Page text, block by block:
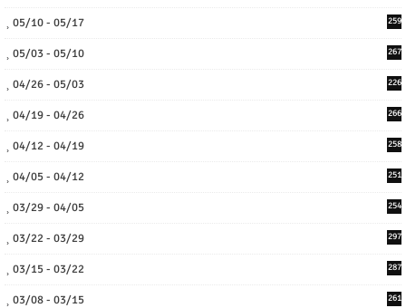
05/10 - 05/17 259
05/03 - 05/10 267
04/26 - 05/03 226
04/19 - 04/26 266
04/12 - 04/19 258
04/05 - 04/12 251
03/29 - 04/05 254
03/22 - 03/29 297
03/15 - 03/22 287
03/08 - 03/15 261